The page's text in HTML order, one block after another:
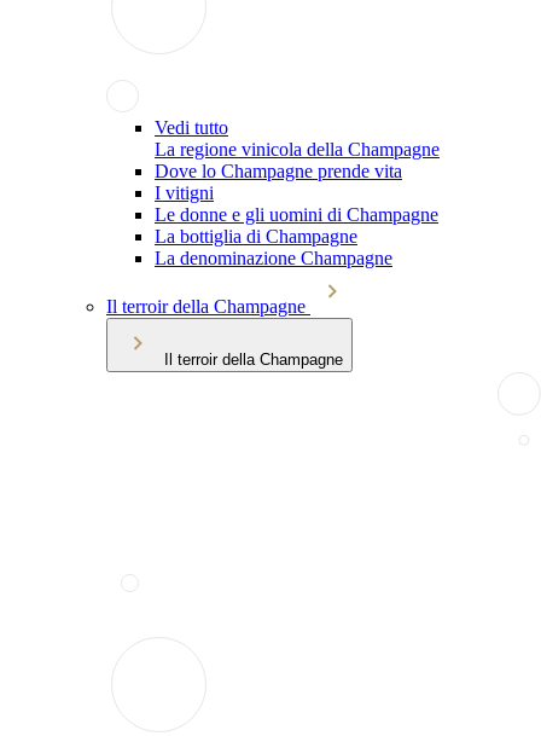
Vedi tutto
La regione vinicola della Champagne
Dove lo Champagne prende vita
I vitigni
Le donne e gli uomini di Champagne
La bottiglia di Champagne
La denominazione Champagne
Il terroir della Champagne
Il terroir della Champagne